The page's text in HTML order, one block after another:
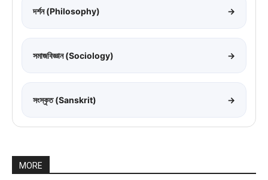
দর্শন (Philosophy) →
সমাজবিজ্ঞান (Sociology) →
সংস্কৃত (Sanskrit) →
MORE